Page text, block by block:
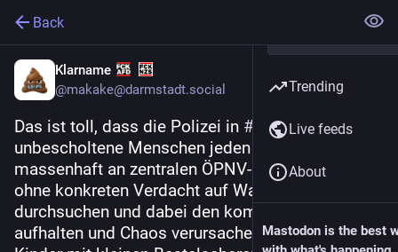
Back
Klarname
@makake@darmstadt.social
Das ist toll, dass die Polizei in # Hessen jetzt
unbescholtene Menschen jeden Alters
massenhaft an zentralen ÖPNV-Umsteigeknoten
ohne konkreten Verdacht auf Waffen
durchsuchen und dabei den kompletten ÖPNV
aufhalten und Chaos verursachen darf. Selbst
Trending
Live feeds
About
Mastodon is the best